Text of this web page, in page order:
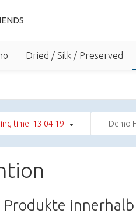
Dried / Silk / Preserved
time: 13:04:19 Demo
Produkte innerhalb